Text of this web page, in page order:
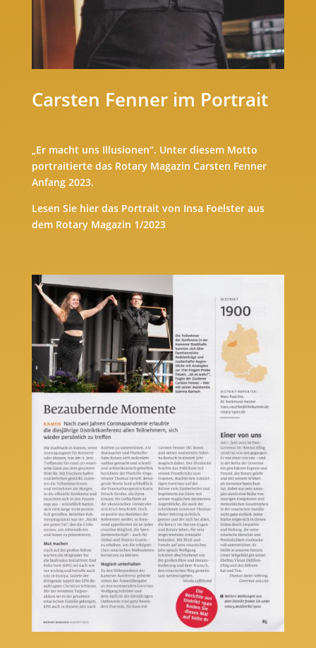
Carsten Fenner im Portrait
„Er macht uns Illusionen“. Unter diesem Motto
portraitierte das Rotary Magazin Carsten Fenner
Anfang 2023.
Lesen Sie hier das Portrait von Insa Foelster aus
dem Rotary Magazin 1/2023